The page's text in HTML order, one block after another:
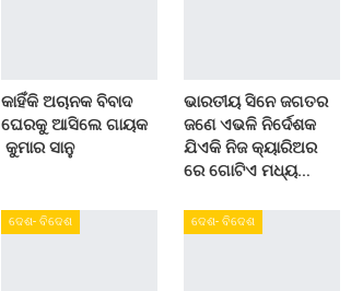
କାହିଁକି ଅଚାନକ ବିବାଦ
ଘେରକୁ ଆସିଲେ ଗାୟକ
କୁମାର ସାନୁ
ଭାରତୀୟ ସିନେ ଜଗତର
ଜଣେ ଏଭଳି ନିର୍ଦେଶକ
ଯିଏକି ନିଜ କ୍ୟାରିଅର
ରେ ଗୋଟିଏ ମଧ୍ୟ…
ଦେଶ- ବିଦେଶ ଦେଶ- ବିଦେଶ